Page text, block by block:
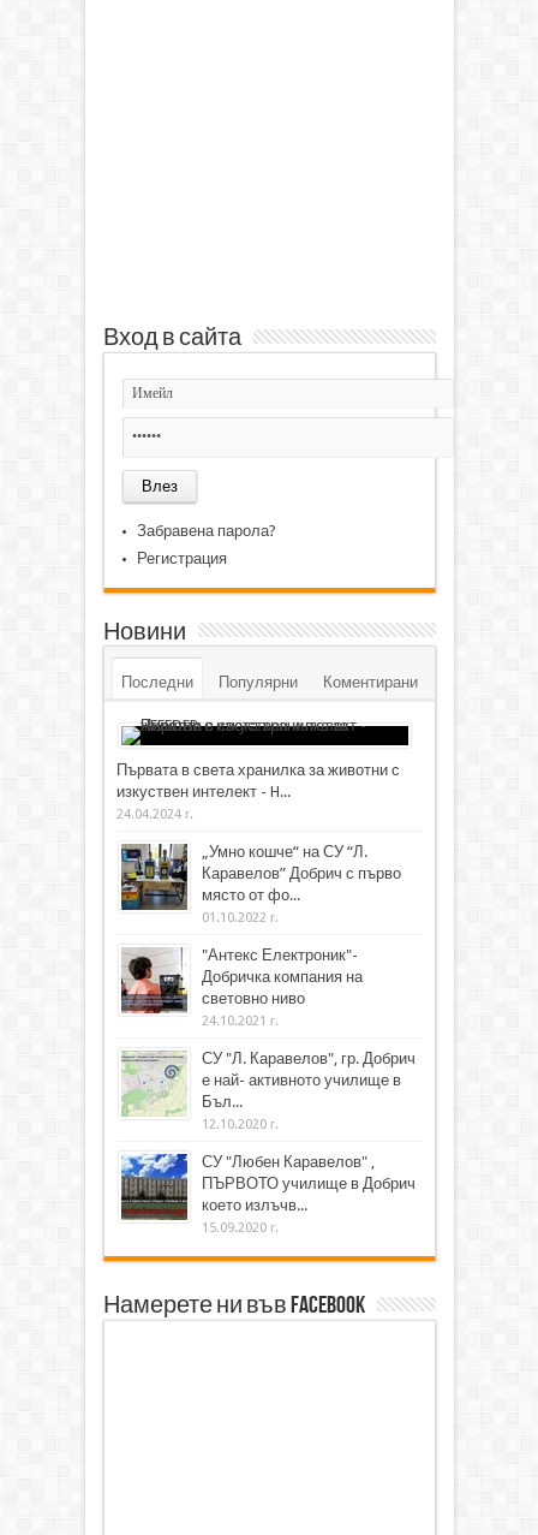
Вход в сайта
Забравена парола?
Регистрация
Новини
Последни Популярни Коментирани
Първата в света хранилка за животни с
изкуствен интелект - H...
24.04.2024 г.
„Умно кошче“ на СУ “Л.
Каравелов” Добрич с първо
място от фо...
01.10.2022 г.
"Антекс Електроник"-
Добричка компания на
световно ниво
24.10.2021 г.
СУ "Л. Каравелов", гр. Добрич
е най- активното училище в
Бъл...
12.10.2020 г.
СУ "Любен Каравелов" ,
ПЪРВОТО училище в Добрич
което излъчв...
15.09.2020 г.
Намерете ни във Facebook